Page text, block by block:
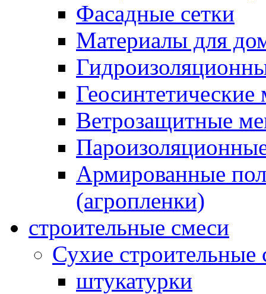
Фасадные сетки
Материалы для
Геосинтетические
Ветрозащитные
Армированные
(агропленки)
строительные смеси
Сухие строительные
штукатурки